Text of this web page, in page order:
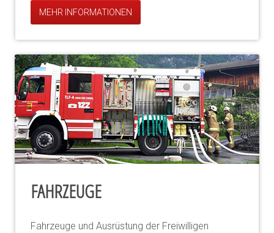
MEHR INFORMATIONEN
FAHRZEUGE
Fahrzeuge und Ausrüstung der Freiwilligen